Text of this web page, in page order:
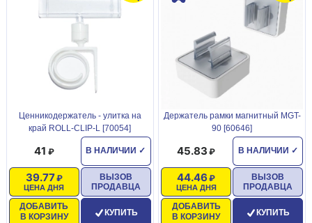
Ценникодержатель - улитка на
край ROLL-CLIP-L [70054]
В НАЛИЧИИ ✓
41
ЦЕНА ДНЯ
39.77
ДОБАВИТЬ
В КОРЗИНУ
ВЫЗОВ
ПРОДАВЦА
КУПИТЬ
Держатель рамки магнитный MGT-
90 [60646]
В НАЛИЧИИ ✓
45.83
ЦЕНА ДНЯ
44.46
ДОБАВИТЬ
В КОРЗИНУ
ВЫЗОВ
ПРОДАВЦА
КУПИТЬ